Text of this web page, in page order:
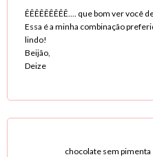
ÊÊÊÊÊÊÊÊÊ.... que bom ver você
Essa é a minha combinação
lindo!
Beijão,
Deize
chocolate sem pimenta